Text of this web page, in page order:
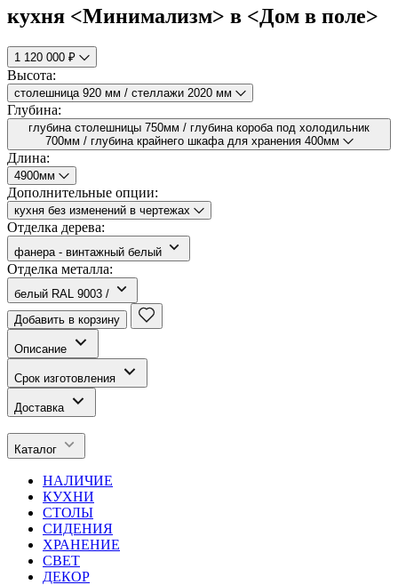
кухня <Минимализм> в <Дом в поле>
1 120 000 ₽
Высота:
столешница 920 мм / стеллажи 2020 мм
Глубина:
глубина столешницы 750мм / глубина короба под холодильник
700мм / глубина крайнего шкафа для хранения 400мм
Длина:
4900мм
Дополнительные опции:
кухня без изменений в чертежах
Отделка дерева:
фанера - винтажный белый
Отделка металла:
белый RAL 9003 /
Добавить в корзину
Описание
Срок изготовления
Доставка
Каталог
НАЛИЧИЕ
КУХНИ
СТОЛЫ
СИДЕНИЯ
ХРАНЕНИЕ
СВЕТ
ДЕКОР